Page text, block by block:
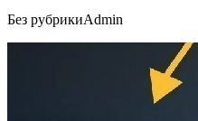
Без рубрикиAdmin